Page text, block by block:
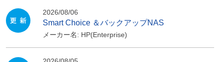
2026/08/06
Smart Choice ＆バックアップNAS
メーカー名: HP(Enterprise)